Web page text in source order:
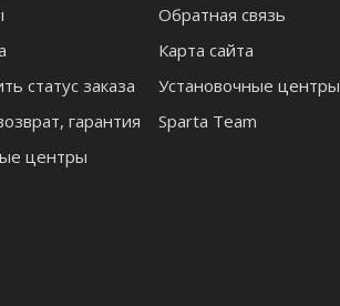
статус заказа
гарантия
центры
Обратная связь
Карта сайта
Установочные центры
Sparta Team